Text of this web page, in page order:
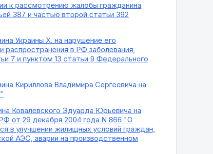
к рассмотрению жалобы гражданина
387 и частью второй статьи 392
Украины Х. на нарушение его
распространения в РФ заболевания,
7 и пунктом 13 статьи 9 Федерального
Кириллова Владимира Сергеевича на
Ковалевского Эдуарда Юрьевича на
от 29 декабря 2004 года N 866 "О
в улучшении жилищных условий граждан,
АЭС, аварии на производственном